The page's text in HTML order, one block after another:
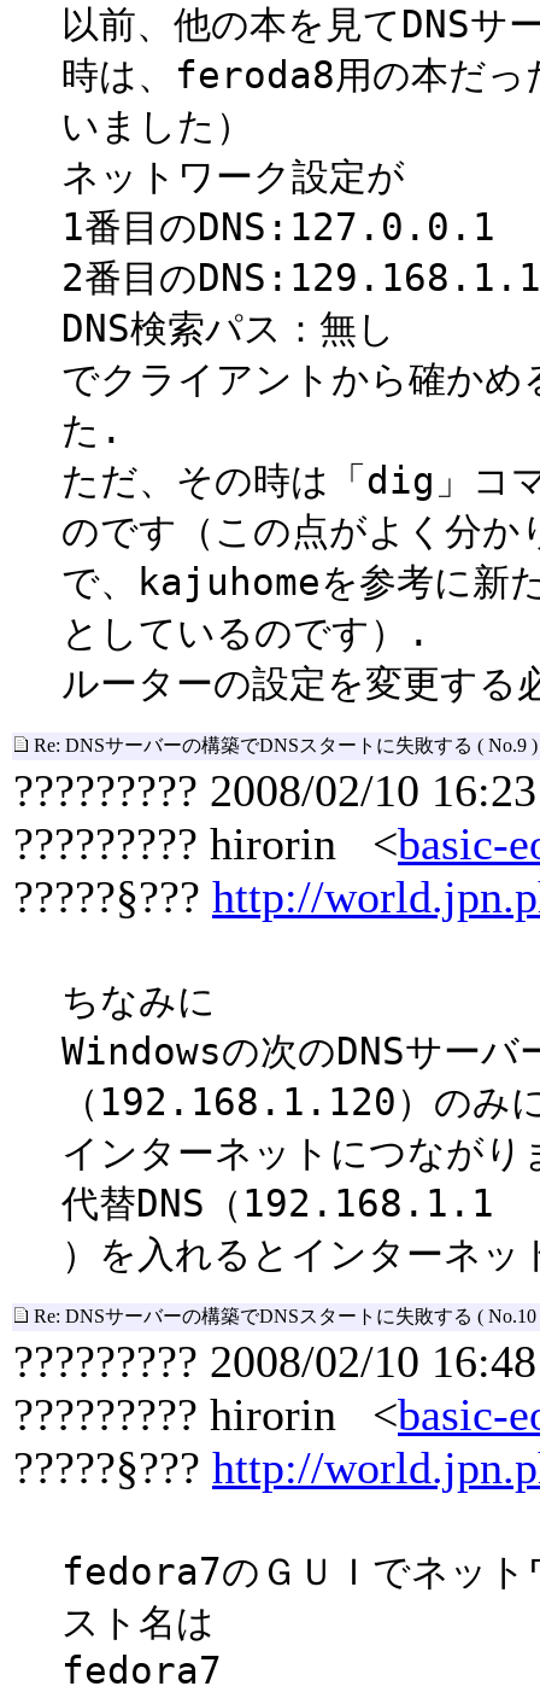
以前、他の本を見てDNS
時は、feroda8用の本だ
いました）
ネットワーク設定が
1番目のDNS:127.0.0.1
2番目の
DNS検索パス：無し
でクライアントから確か
た.
ただ、その時は「dig」コ
のです（この点がよく分
で、kajuhomeを参考に新
としているのです）.
ルーターの設定を変更す
Re: DNSサーバーの構築でDNSスタートに失敗する ( No.9 )
????????? 2008/02/10 16:23
????????? hirorin <basic-
?????§??? http://
ちなみに
Windowsの次のDNSサーバ
（192.168.1.120）のみ
インターネットにつなが
代替DNS（192.168.1.1
）を入れるとインターネ
Re: DNSサーバーの構築でDNSスタートに失敗する ( No.10
????????? 2008/02/10 16:48
????????? hirorin <basic-
?????§??? http://
fedora7のＧＵＩでネット
スト名は
fedora7